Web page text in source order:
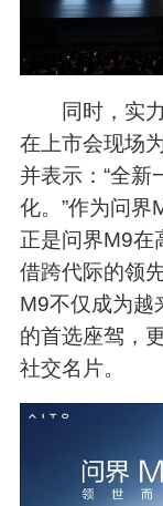
同时，实
在上市会现场
并表示：“全
化。”作为问界
正是问界M9在
借跨代际的领
M9不仅成为越
的首选座驾，
社交名片。